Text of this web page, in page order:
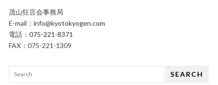
茂山狂言会事務局
E-mail： info@kyotokyogen.com
電話： 075-221-8371
FAX：075-221-1309
SEARCH